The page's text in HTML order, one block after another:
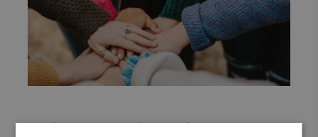
Wspieramy dom dziecka Bajkowy Dworek